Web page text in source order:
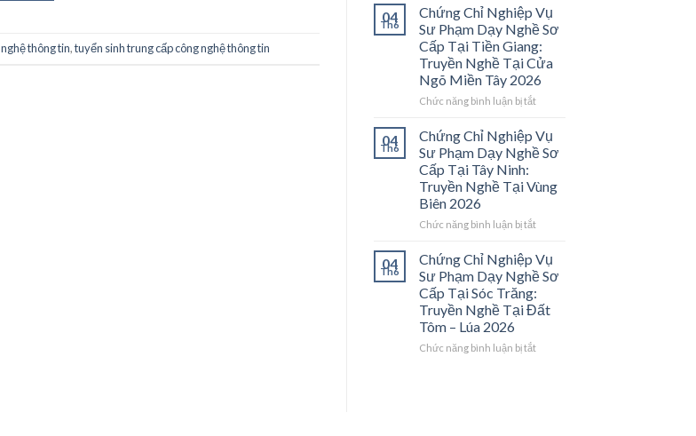
thông tin,tuyển sinh trung cấp công nghệ thông tin
2026:
Mở
Cánh
Cửa
Nghề
Dạy
Ở
Trung
ĐBSCL
Chỉ
Nghiệp
Vụ
Sư
Phạm
Sơ
Cấp
Vinh
2026:
Phóng
Thành
Thầy
Giáo
Dạy
04
Th6
Chứng Chỉ Nghiệp Vụ
Sư Phạm Dạy Nghề Sơ
Cấp Tại Tiền Giang:
Truyền Nghề Tại Cửa
Ngõ Miền Tây 2026
Chức năng bình luận bị tắtở
Chỉ
Nghiệp
Vụ
Phạm
Nghề
Tại
Tiền
Giang:
Truyền
04
Th6
Chứng Chỉ Nghiệp Vụ
Sư Phạm Dạy Nghề Sơ
Cấp Tại Tây Ninh:
Truyền Nghề Tại Vùng
Biên 2026
Chức năng bình luận bị tắtở
Chỉ
Nghiệp
Vụ
Sư
Phạm
Nghề
04
Th6
Chứng Chỉ Nghiệp Vụ
Sư Phạm Dạy Nghề Sơ
Cấp Tại Sóc Trăng:
Truyền Nghề Tại Đất
Tôm – Lúa 2026
Chức năng bình luận bị tắtở